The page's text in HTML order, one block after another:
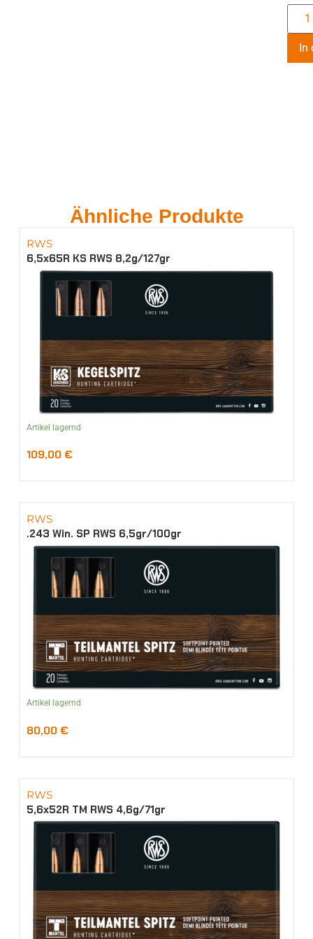
Ähnliche Produkte
RWS
6,5x65R KS RWS 8,2g/127gr
Artikel lagernd
109,00 €
RWS
.243 Win. SP RWS 6,5gr/100gr
Artikel lagernd
80,00 €
RWS
5,6x52R TM RWS 4,6g/71gr